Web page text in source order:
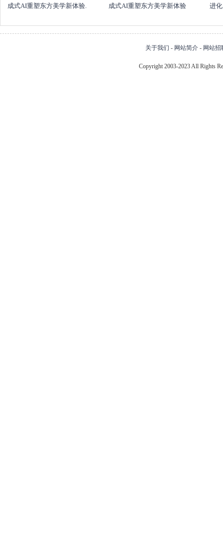
成式AI重塑东方美学新体验.
成式AI重塑东方美学新体验
进化
关于我们 - 网站简介 - 网站招
Copyright 2003-2023 All Rights